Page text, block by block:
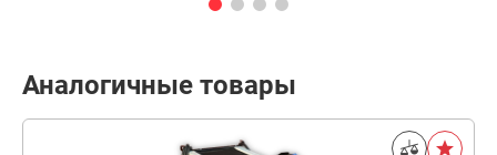
Аналогичные товары